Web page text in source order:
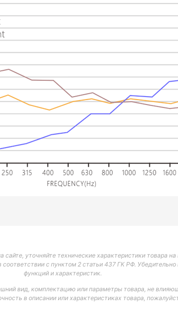
сайте, уточняйте технические характеристики товара
с пунктом 2 статьи 437 ГК РФ.
функций и характеристик.
вид, комплектацию или параметры товара, не
в описании или характеристиках товара,